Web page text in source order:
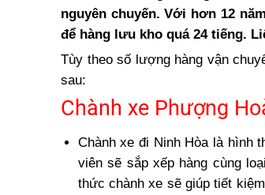
Ưu điểm vận chuyển hàng
Năng lực vận chuyển tại
nguyên chuyến. Với hơn 12
để hàng lưu kho quá 24 tiếng.
Tùy theo số lượng hàng vận
sau:
Chành xe Phượng
Chành xe đi Ninh Hòa là hình
viên sẽ sắp xếp hàng cùng
thức chành xe sẽ giúp tiết